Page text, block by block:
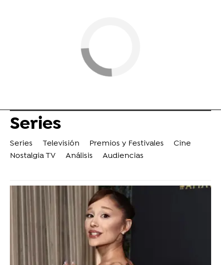
Series
Series Televisión Premios y Festivales
Cine
Nostalgia TV
Análisis Audiencias